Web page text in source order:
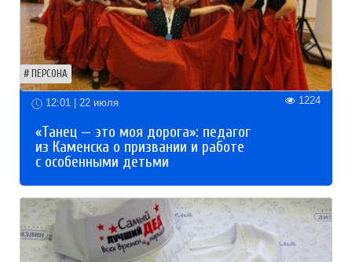
ПЕРСОНА
12:01 | 22 июля 1224
«Танец — это моя дорога»: педагог
из Каменска о призвании и работе
с особенными детьми